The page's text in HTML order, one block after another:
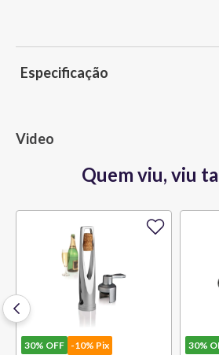
Especificação
Video
Quem viu, viu
30% OFF -10% Pix 30%